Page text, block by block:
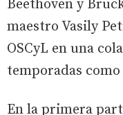
Beethoven y
maestro Vasily
OSCyL en una
temporadas
En la primera